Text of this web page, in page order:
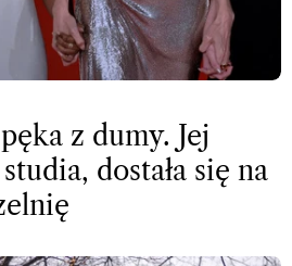
z dumy. Jej
dostała się na